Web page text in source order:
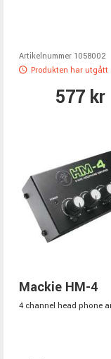
Artikelnummer 1058002
Produkten har utgått
577 kr
Mackie HM-4
4 channel head phone